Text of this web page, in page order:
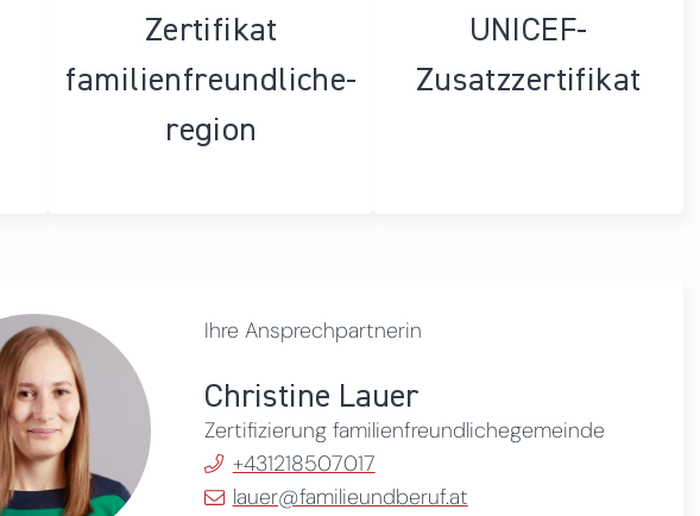
Zertifikat
familienfreundliche­
region
UNICEF-
Zusatzzertifikat
Ihre Ansprechpartnerin
Christine Lauer
Zertifizierung familienfreundlichegemeinde
+431218507017
lauer@familieundberuf.at